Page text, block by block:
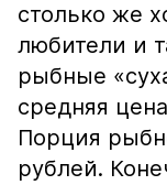
столько же
любители и
рыбные
средняя
Порция
рублей.